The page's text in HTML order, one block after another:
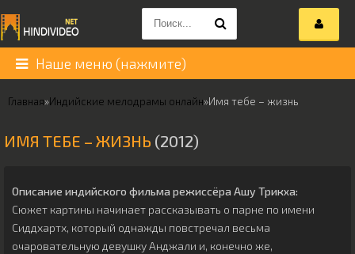
Наше меню (нажмите)
Главная»Индийские мелодрамы онлайн»Имя тебе – жизнь
ИМЯ ТЕБЕ – ЖИЗНЬ (2012)
Описание индийского фильма режиссёра Ашу Трикха:
Сюжет картины начинает рассказывать о парне по имени
Сиддхартх, который однажды повстречал весьма
очаровательную девушку Анджали и, конечно же,